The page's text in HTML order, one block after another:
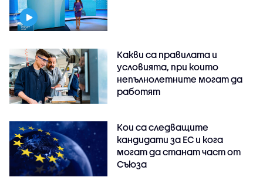
Какви са правилата и
условията, при които
непълнолетните могат да
работят
Кои са следващите
кандидати за ЕС и кога
могат да станат част от
Съюза